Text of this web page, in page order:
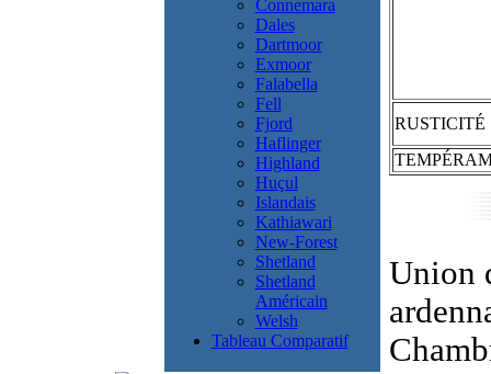
Connemara
Dales
Dartmoor
Exmoor
Falabella
Fell
Fjord
Haflinger
Highland
Huçul
Islandais
Kathiawari
New-Forest
Shetland
Shetland
Américain
Welsh
Tableau Comparatif
RUSTICITÉ
Union